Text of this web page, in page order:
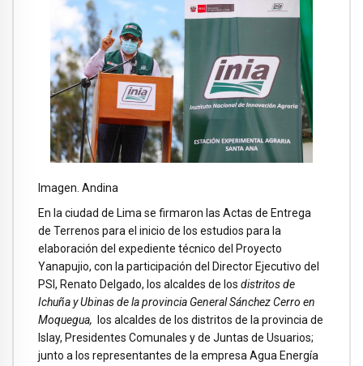
Imagen. Andina
En la ciudad de Lima se firmaron las Actas de Entrega
de Terrenos para el inicio de los estudios para la
elaboración del expediente técnico del Proyecto
Yanapujio, con la participación del Director Ejecutivo del
PSI, Renato Delgado, los alcaldes de los distritos de
Ichuña y Ubinas de la provincia General Sánchez Cerro en
Moquegua,
los alcaldes de los distritos de la provincia de
Islay, Presidentes Comunales y de Juntas de Usuarios;
junto a los representantes de la empresa Agua Energía